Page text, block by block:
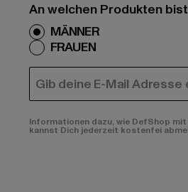
An welchen Produkten
MÄNNER
FRAUEN
E-MAIL
Informationen dazu, wie DefShop
kannst Dich jederzeit kostenfei